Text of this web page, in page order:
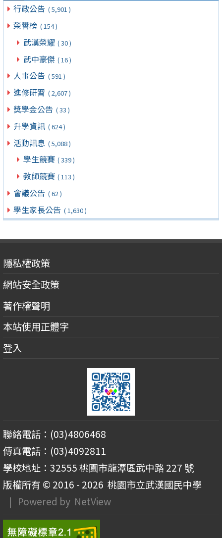
行政公告 ( 5,901 )
榮譽榜 ( 154 )
武漢榮耀 ( 30 )
武中豪傑 ( 16 )
人事公告 ( 591 )
進修研習 ( 2,607 )
獎學金公告 ( 33 )
升學資訊 ( 624 )
活動訊息 ( 5,088 )
學生競賽 ( 339 )
教師競賽 ( 113 )
會議公告 ( 62 )
學生家長公告 ( 1,630 )
隱私權政策
網站安全政策
著作權聲明
本站使用正體字
登入
聯絡電話：(03)4806468
傳真電話：(03)4092811
學校地址：32555 桃園市龍潭區武中路 227 號
版權所有 © 2016 - 2026 桃園市立武漢國民中學
| Powered by NetView